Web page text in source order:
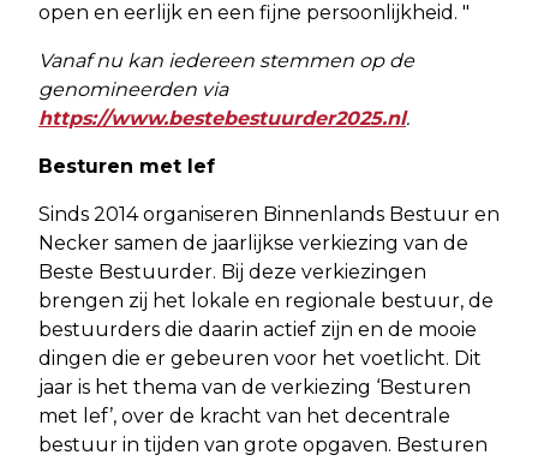
open en eerlijk en een fijne persoonlijkheid. "
Vanaf nu kan iedereen stemmen op de
genomineerden via
https://www.bestebestuurder2025.nl.
Besturen met lef
Sinds 2014 organiseren Binnenlands Bestuur en
Necker samen de jaarlijkse verkiezing van de
Beste Bestuurder. Bij deze verkiezingen
brengen zij het lokale en regionale bestuur, de
bestuurders die daarin actief zijn en de mooie
dingen die er gebeuren voor het voetlicht. Dit
jaar is het thema van de verkiezing ‘Besturen
met lef’, over de kracht van het decentrale
bestuur in tijden van grote opgaven. Besturen